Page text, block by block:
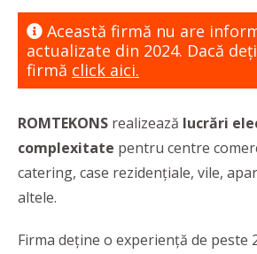
Această firmă nu are
actualizate din 2024. Dacă
firmă click aici.
ROMTEKONS realizează lucrări
complexitate pentru centre
catering, case rezidențiale, vile,
altele.
Firma deține o experiență de peste